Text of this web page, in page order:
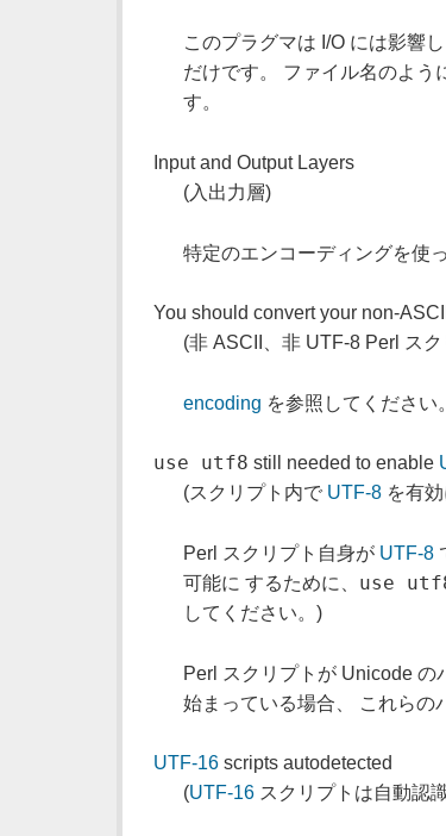
このプラグマは I/O には影響
だけです。 ファイル名のよう
す。
Input and Output Layers
(入出力層)
特定のエンコーディングを使
You should convert your non-
(非 ASCII、非 UTF-8 Perl ス
encoding を参照してください。
use utf8 still needed to enable
(スクリプト内で UTF-8 を有
Perl スクリプト自身が UTF-8
可能に するために、 use
してください。)
Perl スクリプトが Unicode
始まっている場合、 これらの
UTF-16scripts autodetected
(UTF-16 スクリプトは自動認